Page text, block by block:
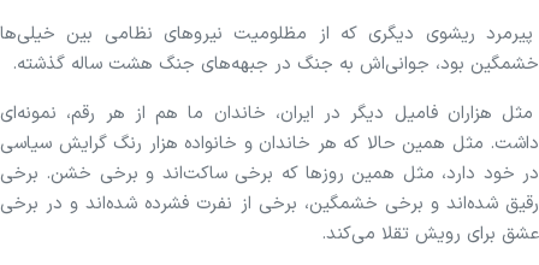
پیرمرد ریشوی دیگری که از مظلومیت نیروهای نظامی بین خیلی‌ها
خشمگین بود، جوانی‌اش به جنگ در جبهه‌های جنگ هشت ساله گذشته.
مثل هزاران فامیل دیگر در ایران، خاندان ما هم از هر رقم، نمونه‌ای
داشت. مثل همین حالا که هر خاندان و خانواده هزار رنگ گرایش سیاسی
در خود دارد، مثل همین روزها که برخی ساکت‌اند و برخی خشن. برخی
رقیق‌ شده‌اند و برخی خشمگین، برخی از نفرت فشرده شده‌اند و در برخی
عشق برای رویش تقلا می‌کند.